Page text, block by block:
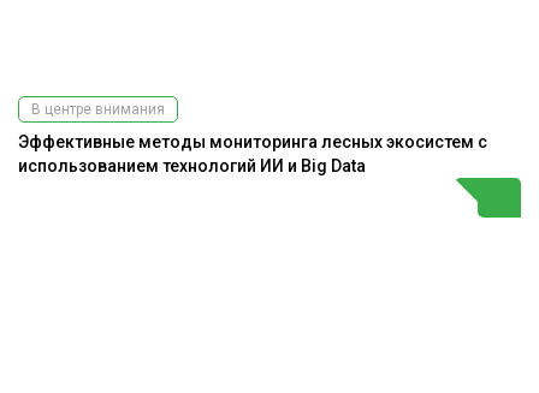
В центре внимания
Эффективные методы мониторинга лесных экосистем с
использованием технологий ИИ и Big Data